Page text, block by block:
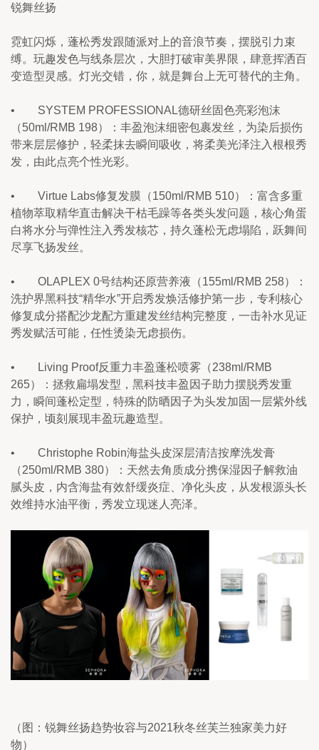
锐舞丝扬
霓虹闪烁，蓬松秀发跟随派对上的音浪节奏，摆脱引力束
缚。玩趣发色与线条层次，大胆打破审美界限，肆意挥洒百
变造型灵感。灯光交错，你，就是舞台上无可替代的主角。
•        SYSTEM PROFESSIONAL德研丝固色亮彩泡沫
（50ml/RMB 198）：丰盈泡沫细密包裹发丝，为染后损伤
带来层层修护，轻柔抹去瞬间吸收，将柔美光泽注入根根秀
发，由此点亮个性光彩。
•        Virtue Labs修复发膜（150ml/RMB 510）：富含多重
植物萃取精华直击解决干枯毛躁等各类头发问题，核心角蛋
白将水分与弹性注入秀发核芯，持久蓬松无虑塌陷，跃舞间
尽享飞扬发丝。
•        OLAPLEX 0号结构还原营养液（155ml/RMB 258）：
洗护界黑科技“精华水”开启秀发焕活修护第一步，专利核心
修复成分搭配沙龙配方重建发丝结构完整度，一击补水见证
秀发赋活可能，任性烫染无虑损伤。
•        Living Proof反重力丰盈蓬松喷雾（238ml/RMB
265）：拯救扁塌发型，黑科技丰盈因子助力摆脱秀发重
力，瞬间蓬松定型，特殊的防晒因子为头发加固一层紫外线
保护，顷刻展现丰盈玩趣造型。
•        Christophe Robin海盐头皮深层清洁按摩洗发膏
（250ml/RMB 380）：天然去角质成分携保湿因子解救油
腻头皮，内含海盐有效舒缓炎症、净化头皮，从发根源头长
效维持水油平衡，秀发立现迷人亮泽。
（图：锐舞丝扬趋势妆容与2021秋冬丝芙兰独家美力好
物）